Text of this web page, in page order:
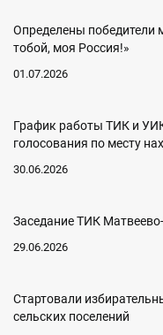
Определены победители
тобой, моя Россия!»
01.07.2026
График работы ТИК и
голосования по месту
30.06.2026
Заседание ТИК
29.06.2026
Стартовали
сельских поселений